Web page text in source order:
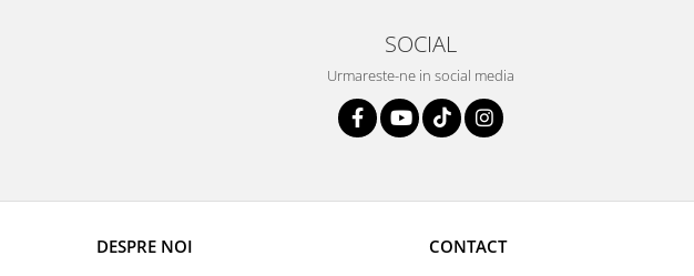
SOCIAL
Urmareste-ne in social media
DESPRE NOI CONTACT